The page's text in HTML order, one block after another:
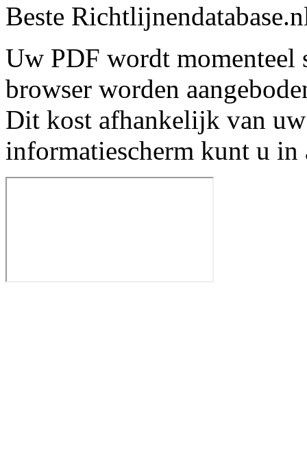
Beste
Uw PDF wordt momenteel
browser worden
Dit kost afhankelijk van
informatiescherm kunt u